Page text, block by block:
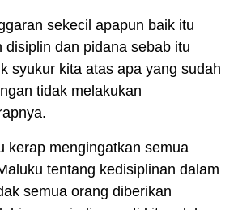
sekecil apapun baik itu
disiplin dan pidana sebab itu
syukur kita atas apa yang sudah
tidak melakukan
kerap mengingatkan semua
tentang kedisiplinan dalam
semua orang diberikan